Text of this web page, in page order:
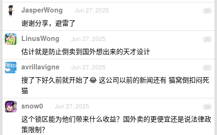
25
JasperWong Jun 27, 2025
谢谢分享，避雷了
26
LinusWong Jun 27, 2025
估计就是防止倒卖到国外想出来的天才设计
27
avrillavigne Jun 27, 2025
搜了下好久前就开始了😂 这公司以前的新闻还有 猫窝倒扣闷死
猫
28
snow0 Jun 27, 2025
这个锁区能为他们带来什么收益？国外卖的更便宜还是说法律政
策限制？